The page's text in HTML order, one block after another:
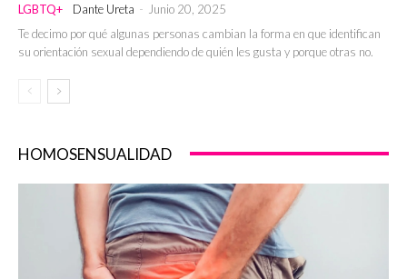
LGBTQ+ Dante Ureta - Junio 20, 2025
Te decimo por qué algunas personas cambian la forma en que identifican
su orientación sexual dependiendo de quién les gusta y porque otras no.
HOMOSENSUALIDAD